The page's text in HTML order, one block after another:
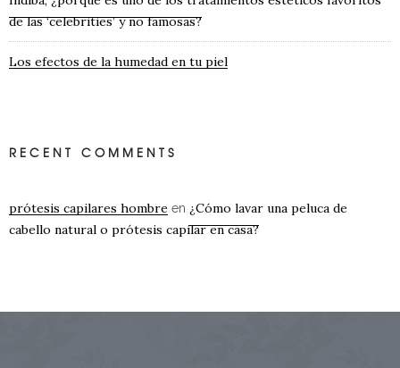
de las ‘celebrities’ y no famosas?
Los efectos de la humedad en tu piel
RECENT COMMENTS
prótesis capilares hombre en ¿Cómo lavar una peluca de
cabello natural o prótesis capilar en casa?